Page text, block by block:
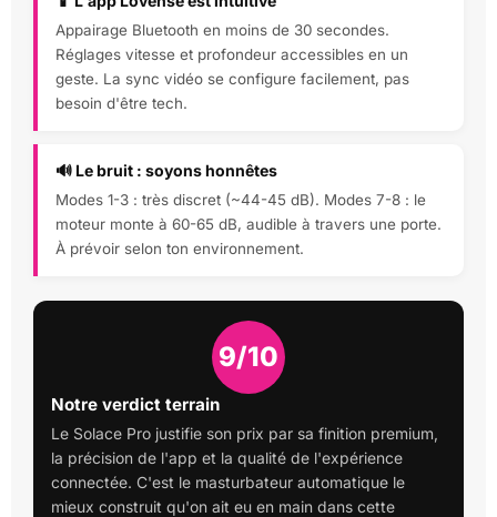
Appairage Bluetooth en moins de 30 secondes.
Réglages vitesse et profondeur accessibles en un
geste. La sync vidéo se configure facilement, pas
besoin d'être tech.
🔊 Le bruit : soyons honnêtes
Modes 1-3 : très discret (~44-45 dB). Modes 7-8 : le
moteur monte à 60-65 dB, audible à travers une porte.
À prévoir selon ton environnement.
9/10
Notre verdict terrain
Le Solace Pro justifie son prix par sa finition premium,
la précision de l'app et la qualité de l'expérience
connectée. C'est le masturbateur automatique le
mieux construit qu'on ait eu en main dans cette